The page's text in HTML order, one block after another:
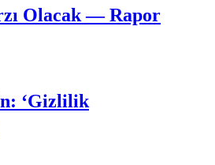
Olacak — Rapor
‘Gizlilik